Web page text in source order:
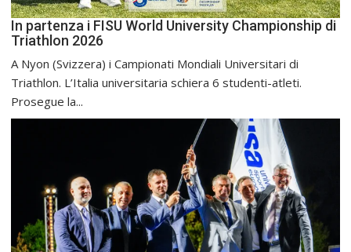
In partenza i FISU World University Championship di
Triathlon 2026
A Nyon (Svizzera) i Campionati Mondiali Universitari di
Triathlon. L’Italia universitaria schiera 6 studenti-atleti.
Prosegue la...